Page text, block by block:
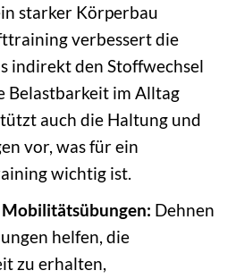
starker Körperbau
verbessert die
indirekt den Stoffwechsel
Belastbarkeit im Alltag
auch die Haltung und
vor, was für ein
wichtig ist.
Dehnen
helfen, die
zu erhalten,